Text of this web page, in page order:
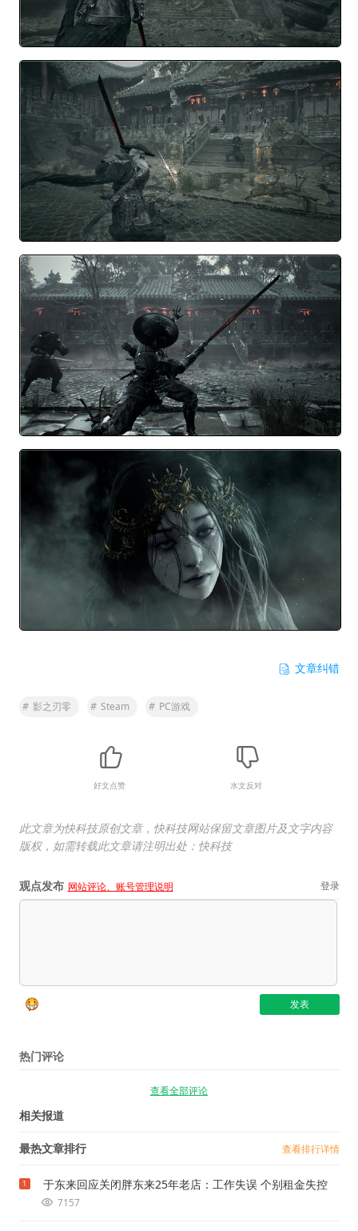
文章纠错
# 影之刃零 # Steam # PC游戏
好文点赞 水文反对
此文章为快科技原创文章，快科技网站保留文章图片及文字内容
版权，如需转载此文章请注明出处：快科技
观点发布 网站评论、账号管理说明 登录
热门评论
查看全部评论
相关报道
最热文章排行 查看排行详情
1 于东来回应关闭胖东来25年老店：工作失误 个别租金失控
7157